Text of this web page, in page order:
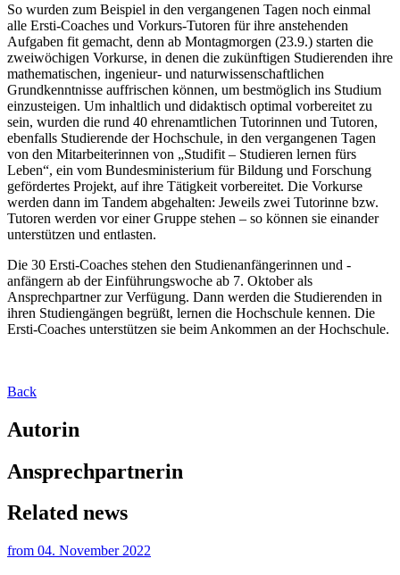
So wurden zum Beispiel in den vergangenen Tagen noch einmal
alle Ersti-Coaches und Vorkurs-Tutoren für ihre anstehenden
Aufgaben fit gemacht, denn ab Montagmorgen (23.9.) starten die
zweiwöchigen Vorkurse, in denen die zukünftigen Studierenden ihre
mathematischen, ingenieur- und naturwissenschaftlichen
Grundkenntnisse auffrischen können, um bestmöglich ins Studium
einzusteigen. Um inhaltlich und didaktisch optimal vorbereitet zu
sein, wurden die rund 40 ehrenamtlichen Tutorinnen und Tutoren,
ebenfalls Studierende der Hochschule, in den vergangenen Tagen
von den Mitarbeiterinnen von „Studifit – Studieren lernen fürs
Leben“, ein vom Bundesministerium für Bildung und Forschung
gefördertes Projekt, auf ihre Tätigkeit vorbereitet. Die Vorkurse
werden dann im Tandem abgehalten: Jeweils zwei Tutorinne bzw.
Tutoren werden vor einer Gruppe stehen – so können sie einander
unterstützen und entlasten.
Die 30 Ersti-Coaches stehen den Studienanfängerinnen und -
anfängern ab der Einführungswoche ab 7. Oktober als
Ansprechpartner zur Verfügung. Dann werden die Studierenden in
ihren Studiengängen begrüßt, lernen die Hochschule kennen. Die
Ersti-Coaches unterstützen sie beim Ankommen an der Hochschule.
Back
Autorin
Ansprechpartnerin
Related news
from 04. November 2022